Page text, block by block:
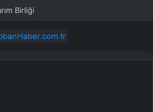
Birliği